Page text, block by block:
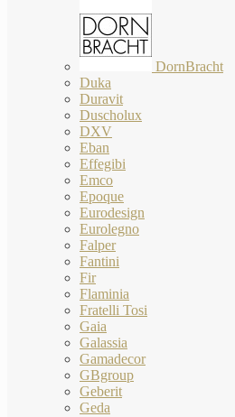
DornBracht
Duka
Duravit
Duscholux
DXV
Eban
Effegibi
Emco
Epoque
Eurodesign
Eurolegno
Falper
Fantini
Fir
Flaminia
Fratelli Tosi
Gaia
Galassia
Gamadecor
GBgroup
Geberit
Geda